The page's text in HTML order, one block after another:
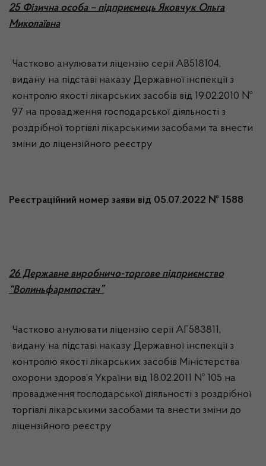
25 Фізична особа – підприємець Яковчук Ольга
Миколаївна
Частково анулювати ліцензію серії АВ518104,
видану на підставі наказу Державної інспекції з
контролю якості лікарських засобів від 19.02.2010 №
97 на провадження господарської діяльності з
роздрібної торгівлі лікарськими засобами та внести
зміни до ліцензійного реєстру
Реєстраційний номер заяви від 05.07.2022 № 1588
26 Державне виробничо-торгове підприємство
“Волиньфармпостач”
Частково анулювати ліцензію серії АГ583811,
видану на підставі наказу Державної інспекції з
контролю якості лікарських засобів Міністерства
охорони здоров’я України від 18.02.2011 № 105 на
провадження господарської діяльності з роздрібної
торгівлі лікарськими засобами та внести зміни до
ліцензійного реєстру